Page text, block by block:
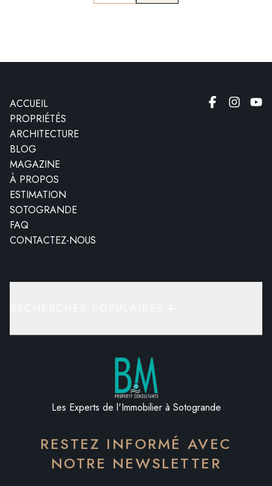
ACCUEIL
PROPRIÉTÉS
ARCHITECTURE
BLOG
MAGAZINE
À PROPOS
ESTIMATION
SOTOGRANDE
FAQ
CONTACTEZ-NOUS
Les Experts de l'Immobilier à Sotogrande
RESTEZ INFORMÉ AVEC
NOTRE NEWSLETTER